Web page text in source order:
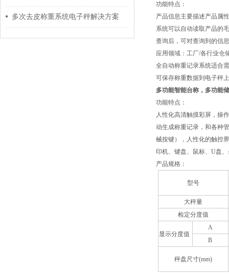
多次去皮称重系统电子秤解决方案
功能特点：
产品信息主要描述产品属
系统可以自动读取产品的
查询后，可对查询到的信
应用领域：工厂/各行业仓
全自动称重记录系统适合
可保存称重数据到电子秤
多功能智能台称，多功能
功能特点：
人性化高清触摸彩屏，操
动生成称重记录，和各种
械按键），人性化的触控
印机、键盘、鼠标、U盘
产品规格：
型号
大秤量
检定分度值
显示分度值
A
B
秤盘尺寸(mm)